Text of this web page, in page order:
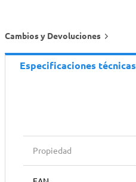
Cambios y Devoluciones
Especificaciones técnicas
Propiedad